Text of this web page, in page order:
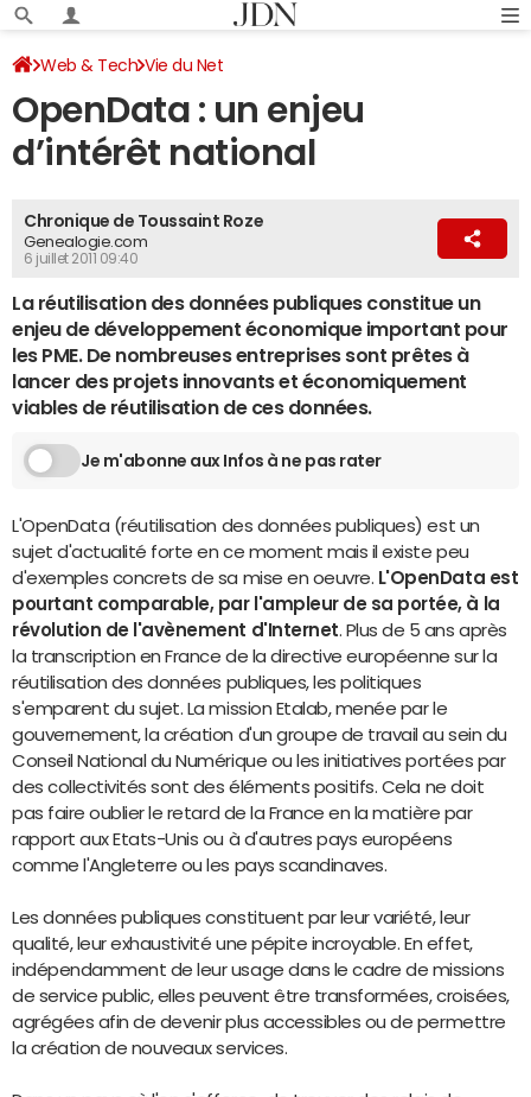
Web & Tech Vie du Net
OpenData : un enjeu
d’intérêt national
Chronique de Toussaint Roze
Genealogie.com
6 juillet 2011 09:40
La réutilisation des données publiques constitue un
enjeu de développement économique important pour
les PME. De nombreuses entreprises sont prêtes à
lancer des projets innovants et économiquement
viables de réutilisation de ces données.
Je m'abonne aux Infos à ne pas rater
L'OpenData (réutilisation des données publiques) est un
sujet d'actualité forte en ce moment mais il existe peu
d'exemples concrets de sa mise en oeuvre. L'OpenData est
pourtant comparable, par l'ampleur de sa portée, à la
révolution de l'avènement d'Internet. Plus de 5 ans après
la transcription en France de la directive européenne sur la
réutilisation des données publiques, les politiques
s'emparent du sujet. La mission Etalab, menée par le
gouvernement, la création d'un groupe de travail au sein du
Conseil National du Numérique ou les initiatives portées par
des collectivités sont des éléments positifs. Cela ne doit
pas faire oublier le retard de la France en la matière par
rapport aux Etats-Unis ou à d'autres pays européens
comme l'Angleterre ou les pays scandinaves.
Les données publiquesconstituent par leur variété, leur
qualité, leur exhaustivité une pépite incroyable. En effet,
indépendamment de leur usage dans le cadre de missions
de service public, elles peuvent être transformées, croisées,
agrégées afin de devenir plus accessibles ou de permettre
la création de nouveaux services.